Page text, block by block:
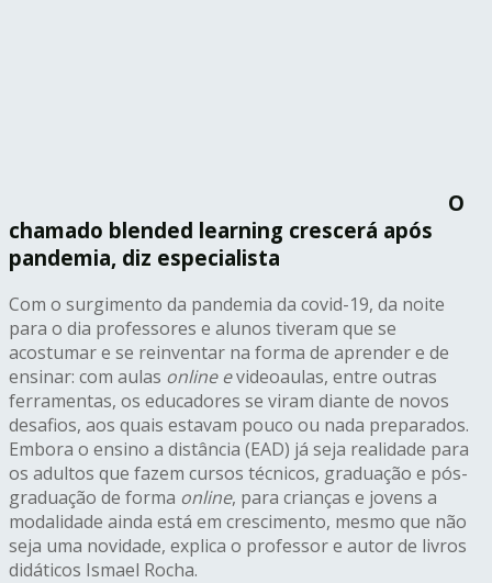
O
chamado blended learning crescerá após
pandemia, diz especialista
Com o surgimento da pandemia da covid-19, da noite
para o dia professores e alunos tiveram que se
acostumar e se reinventar na forma de aprender e de
ensinar: com aulas online evideoaulas, entre outras
ferramentas, os educadores se viram diante de novos
desafios, aos quais estavam pouco ou nada preparados.
Embora o ensino a distância (EAD) já seja realidade para
os adultos que fazem cursos técnicos, graduação e pós-
graduação de forma online, para crianças e jovens a
modalidade ainda está em crescimento, mesmo que não
seja uma novidade, explica o professor e autor de livros
didáticos Ismael Rocha.